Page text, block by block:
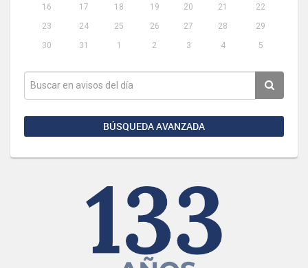
16
17 18 19 20 21
22
23
24 25 26 27 28
29
30
31 1 2 3 4 5
BÚSQUEDA AVANZADA